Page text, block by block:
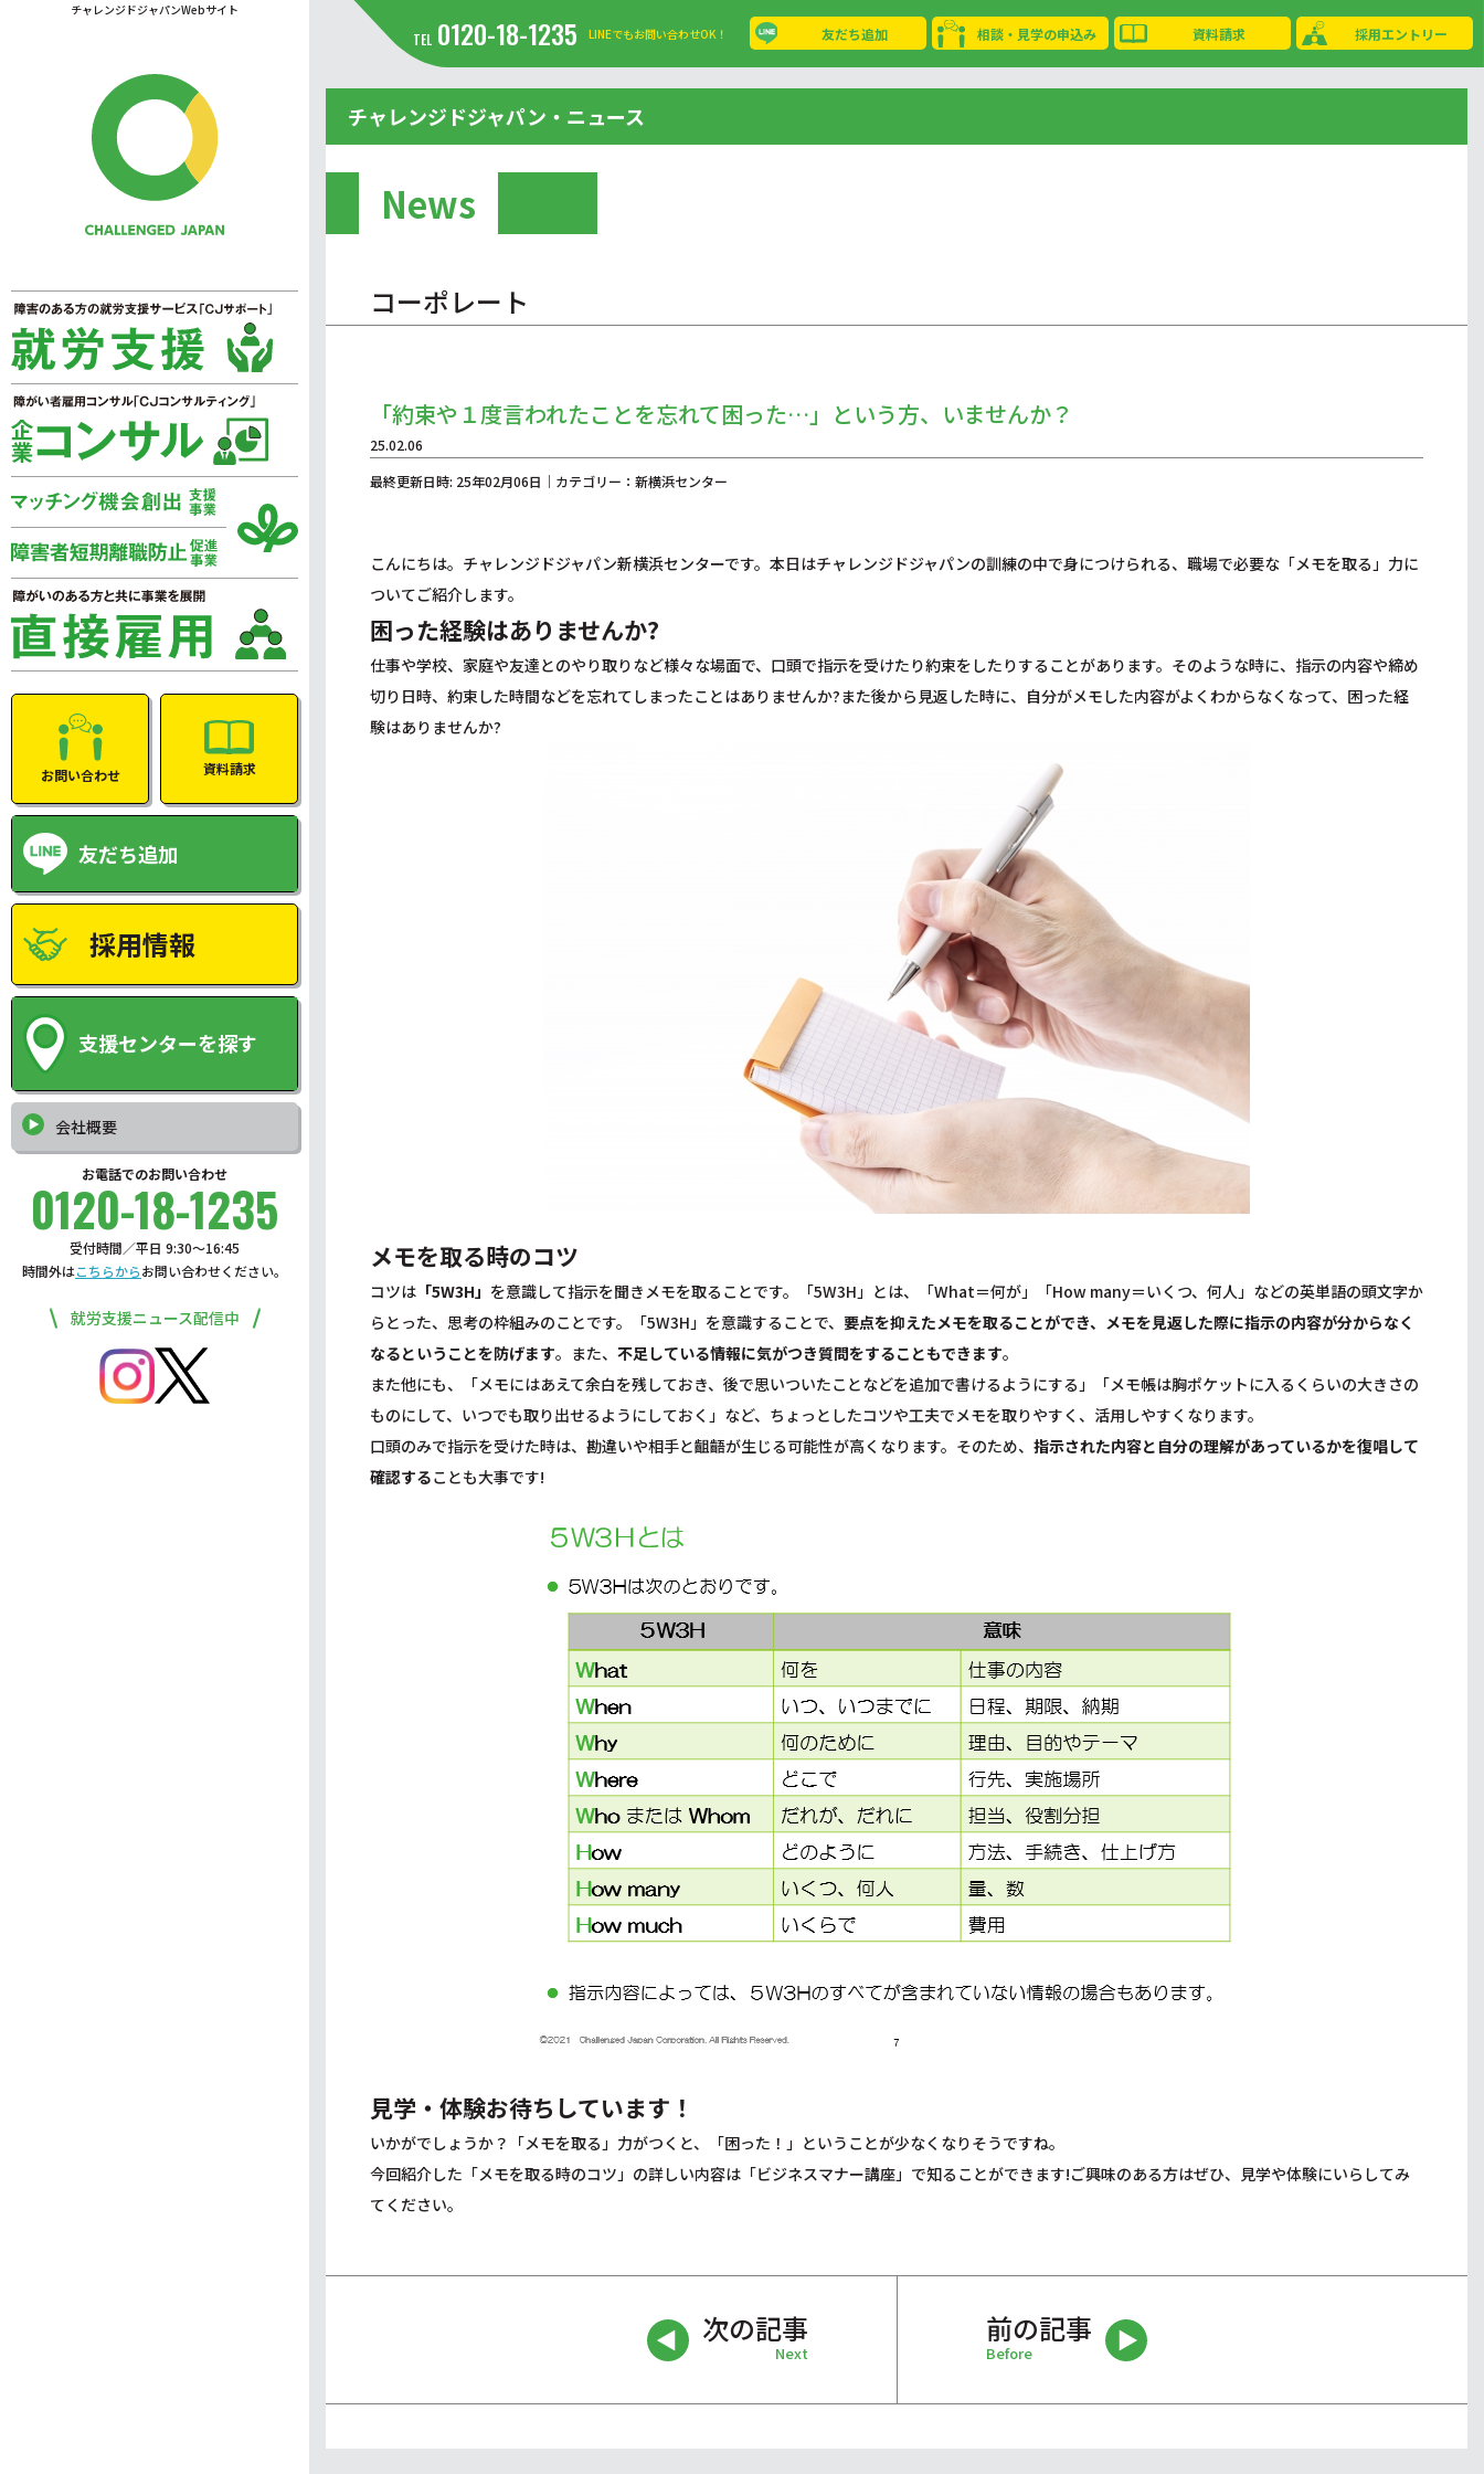
チャレンジドジャパンWebサイト
お問い合わせ 資料請求
友だち追加
採用情報
支援センターを探す
会社概要
お電話でのお問い合わせ
0120-18-1235
受付時間／平日 9:30〜16:45
時間外はこちらからお問い合わせください。
就労支援ニュース配信中
TEL 0120-18-1235 LINEでもお問い合わせOK！ 友だち追加 相談・見学の申込み 資料請求 採用エントリー
チャレンジドジャパン・ニュース
News
コーポレート
「約束や１度言われたことを忘れて困った…」という方、いませんか？
25.02.06
最終更新日時: 25年02月06日｜カテゴリー：新横浜センター
こんにちは。チャレンジドジャパン新横浜センターです。本日はチャレンジドジャパンの訓練の中で身につけられる、職場で必要な「メモを取る」力に
ついてご紹介します。
困った経験はありませんか?
仕事や学校、家庭や友達とのやり取りなど様々な場面で、口頭で指示を受けたり約束をしたりすることがあります。そのような時に、指示の内容や締め
切り日時、約束した時間などを忘れてしまったことはありませんか?また後から見返した時に、自分がメモした内容がよくわからなくなって、困った経
験はありませんか?
メモを取る時のコツ
コツは 「5W3H」 を意識して指示を聞きメモを取ることです。「5W3H」とは、「What＝何が」「How many＝いくつ、何人」などの英単語の頭文字か
らとった、思考の枠組みのことです。「5W3H」を意識することで、 要点を抑えたメモを取ることができ、メモを見返した際に指示の内容が分からなく
なるということを防げます。また、 不足している情報に気がつき質問をすることもできます。
また他にも、「メモにはあえて余白を残しておき、後で思いついたことなどを追加で書けるようにする」「メモ帳は胸ポケットに入るくらいの大きさの
ものにして、いつでも取り出せるようにしておく」など、ちょっとしたコツや工夫でメモを取りやすく、活用しやすくなります。
口頭のみで指示を受けた時は、勘違いや相手と齟齬が生じる可能性が高くなります。そのため、 指示された内容と自分の理解があっているかを復唱して
確認することも大事です!
見学・体験お待ちしています！
いかがでしょうか？「メモを取る」力がつくと、「困った！」ということが少なくなりそうですね。
今回紹介した「メモを取る時のコツ」の詳しい内容は「ビジネスマナー講座」で知ることができます!ご興味のある方はぜひ、見学や体験にいらしてみ
てください。
次の記事
Next
前の記事
Before